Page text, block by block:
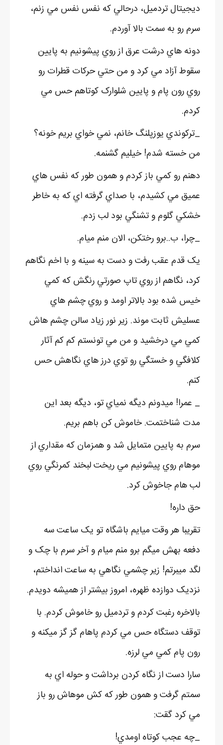
ديجيتال تردميل، درحالي که نفس نفس مي زنم،
سرم رو به سمت بالا آوردم.
دونه هاي درشت عرق از روي پيشونيم به پايين
سقوط آزاد مي کرد و من حتي حرکات قطرات رو
روي رون پام و پايين شلوارک کوتاهم حس مي
کردم.
_ترکوندي يوزپلنگ خانم، نمي خواي بريم خونه؟
من خسته شدم! خيليم گشنمه.
دهنم رو کمي باز کردم و همون طور که نفس هاي
عميق مي کشيدم، با صداي گرفته اي که به خاطر
خشکي گلوم و تشنگي بود لب زدم.
_چرا، ب..برو رختکن، الان منم ميام.
يک قدم عقب رفت و دست به سينه و با اخم نگاهم
کرد، نگاهم از روي تاپ صورتي رنگش که کمي
خيس شده بود بالاتر اومد و روي چشم هاي
عسليش ثابت موند. زير نور زياد سالن چشم هاش
کمي مي درخشيد و من مي تونستم کم کم آثار
کلافگي و خستگي رو توي درز هاي نگاهش حس
کنم.
_ عمرا! ميدونم ديگه نمياي تو، ديگه بعد اين
مدت شناختمت. خاموش کن باهم بريم.
سرم به پايين متمايل شد و همزمان که مقداري از
موهام روي پيشونيم مي ريخت لبخند کمرنگي روي
لب هام جاخوش کرد.
حق داره!
تقريبا هر وقت ميايم باشگاه تو يک ساعت سه
دفعه بهش ميگم برو منم ميام و آخر سرم با چک و
لگد ميبرتم! زير چشمي نگاهي به ساعت انداختم،
نزديک دوازده ظهره، امروز بيشتر از هميشه دويدم.
بالاخره رغبت کردم و تردميل رو خاموش کردم. با
توقف دستگاه حس مي کردم پاهام گز گز ميکنه و
رون پام کمي مي لرزه.
سارا دست از نگاه کردن برداشت و حوله اي به
سمتم گرفت و همون طور که کش موهاش رو باز
مي کرد گقت:
_چه عجب کوتاه اومدي!